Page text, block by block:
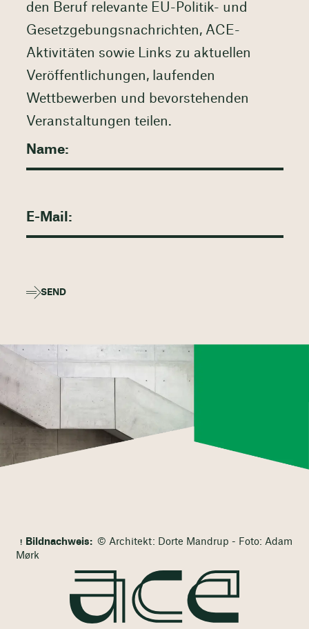
den Beruf relevante EU-Politik- und
Gesetzgebungsnachrichten, ACE-
Aktivitäten sowie Links zu aktuellen
Veröffentlichungen, laufenden
Wettbewerben und bevorstehenden
Veranstaltungen teilen.
SEND
Bildnachweis: © Architekt: Dorte Mandrup - Foto: Adam
Mørk